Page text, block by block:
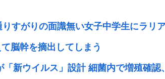
すがりの面識無い女子中学生にラリ
脳幹を摘出してしまう
新ウイルス」設計 細菌内で増殖確認